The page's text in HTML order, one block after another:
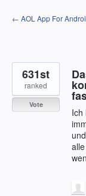
Skip
to
← AOL App For
Ich
631st
ranked
Vote